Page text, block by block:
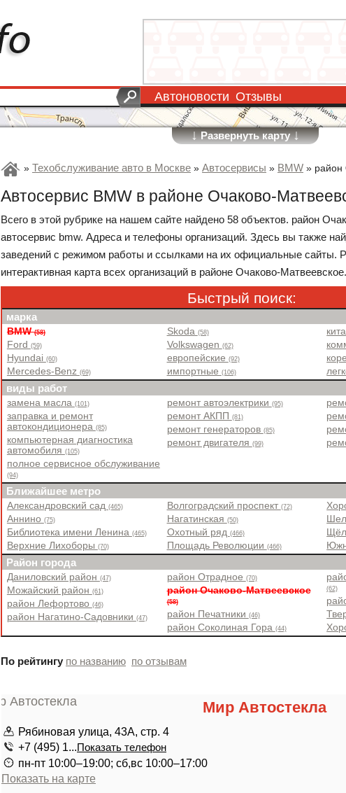
Автоновости Отзывы
↓Развернуть карту↓
» Техобслуживание авто в Москве » Автосервисы » BMW » район
Автосервис BMW в районе Очаково-
Всего в этой рубрике на нашем сайте найдено 58 объектов. район
автосервис bmw. Адреса и телефоны организаций. Здесь вы также
заведений с режимом работы и ссылками на их официальные сайты.
интерактивная карта всех организаций в районе Очаково-Матвеевское.
Быстрый поиск:
марка
BMW(58)
Ford (59)
Hyundai (60)
Mercedes-Benz (69)
Skoda (58)
Volkswagen (62)
европейские (92)
импортные (106)
виды работ
замена масла (101)
заправка и ремонт
автокондиционера (85)
компьютерная диагностика
автомобиля (105)
полное сервисное обслуживание
(94)
ремонт автоэлектрики (95)
ремонт АКПП (81)
ремонт генераторов (85)
ремонт двигателя (99)
Ближайшее метро
Александровский сад (465)
Аннино (75)
Библиотека имени Ленина (465)
Верхние Лихоборы (70)
Волгоградский проспект (72)
Нагатинская (50)
Охотный ряд (466)
Площадь Революции (466)
Район города
Даниловский район (47)
Можайский район (61)
район Лефортово (46)
район Нагатино-Садовники (47)
район Отрадное (70)
район Очаково-Матвеевское
(58)
район Печатники (46)
район Соколиная Гора (44)
(62)
По рейтингу по названию по отзывам
Мир Автостекла
Рябиновая улица, 43А, стр. 4
+7 (495) 1...Показать телефон
пн-пт 10:00–19:00; сб,вс 10:00–17:00
Показать на карте